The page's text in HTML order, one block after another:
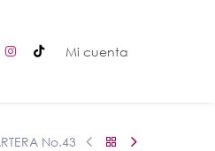
Mi cuenta
No.43